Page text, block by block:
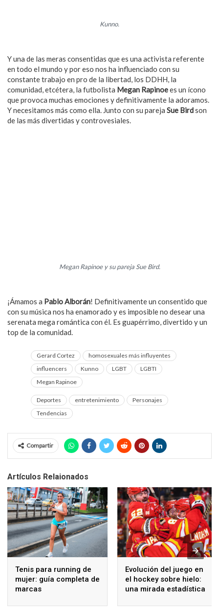
Kunno.
Y una de las meras consentidas que es una activista referente
en todo el mundo y por eso nos ha influenciado con su
constante trabajo en pro de la libertad, los DDHH, la
comunidad, etcétera, la futbolista Megan Rapinoees un ícono
que provoca muchas emociones y definitivamente la adoramos.
Y necesitamos más como ella. Junto con su pareja Sue Birdson
de las más divertidas y controvesiales.
Megan Rapinoe y su pareja Sue Bird.
¡Ámamos a Pablo Alborán! Definitivamente un consentido que
con su música nos ha enamorado y es imposible no desear una
serenata mega romántica con él. Es guapérrimo, divertido y un
top de la comunidad.
Gerard Cortez
homosexuales más influyentes
influencers
Kunno LGBT
LGBTI
Megan Rapinoe
Deportes entretenimiento
Personajes
Tendencias
Compartir
Artículos Relaionados
Tenis para running de
mujer: guía completa de
marcas
Evolución del juego en
el hockey sobre hielo:
una mirada estadística